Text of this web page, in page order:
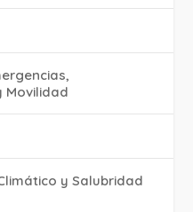
Movilidad
y Salubridad